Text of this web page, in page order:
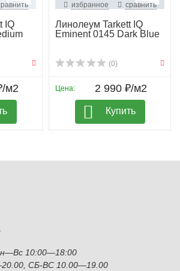
IQ
м2
избранное сравнить
Линолеум Tarkett IQ
Eminent 0145 Dark Blue
(0)
Цена: 2 990 ₽/м2
Купить
10:00—18:00
СБ-ВС 10.00—19.00